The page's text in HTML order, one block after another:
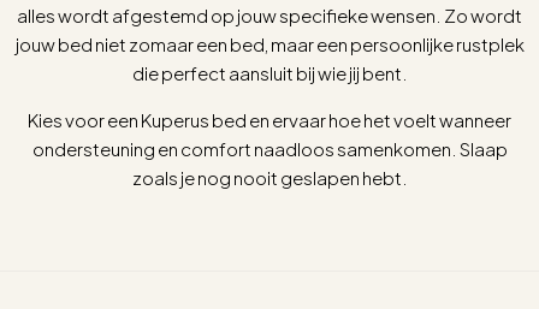
alles wordt afgestemd op jouw specifieke wensen. Zo wordt
jouw bed niet zomaar een bed, maar een persoonlijke rustplek
die perfect aansluit bij wie jij bent.
Kies voor een Kuperus bed en ervaar hoe het voelt wanneer
ondersteuning en comfort naadloos samenkomen. Slaap
zoals je nog nooit geslapen hebt.